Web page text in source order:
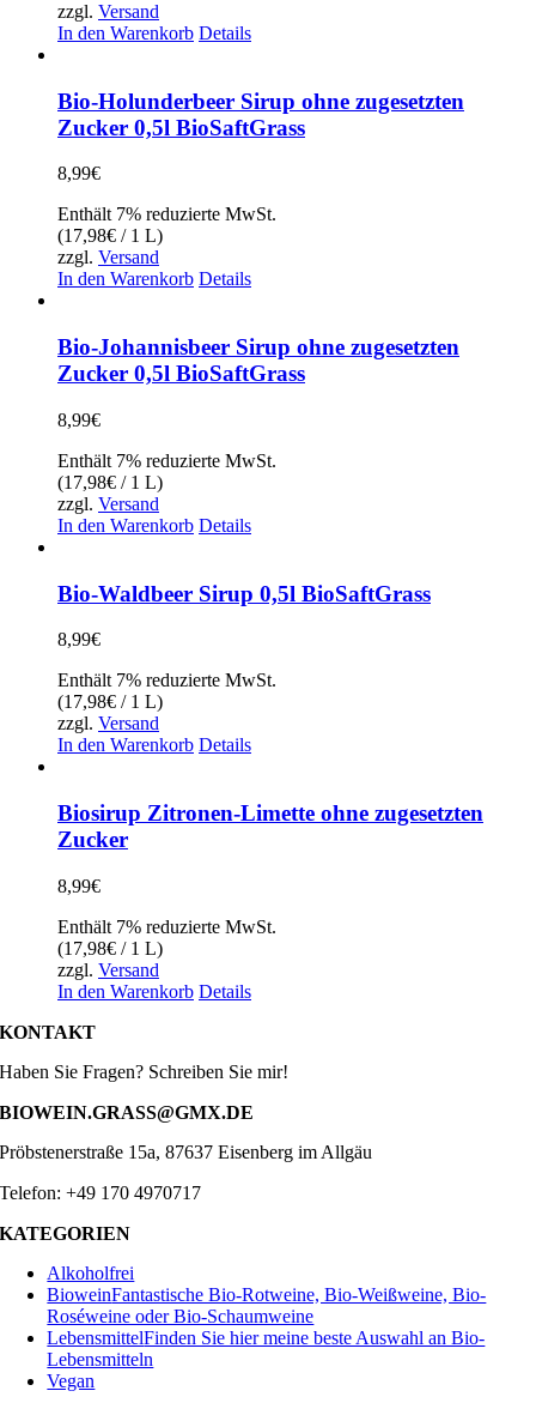
zzgl. Versand
In den Warenkorb Details
Bio-Holunderbeer Sirup ohne zugesetzten
Zucker 0,5l BioSaftGrass
8,99€
Enthält 7% reduzierte MwSt.
(17,98€ / 1 L)
zzgl. Versand
In den Warenkorb Details
Bio-Johannisbeer Sirup ohne zugesetzten
Zucker 0,5l BioSaftGrass
8,99€
Enthält 7% reduzierte MwSt.
(17,98€ / 1 L)
zzgl. Versand
In den Warenkorb Details
Bio-Waldbeer Sirup 0,5l BioSaftGrass
8,99€
Enthält 7% reduzierte MwSt.
(17,98€ / 1 L)
zzgl. Versand
In den Warenkorb Details
Biosirup Zitronen-Limette ohne zugesetzten
Zucker
8,99€
Enthält 7% reduzierte MwSt.
(17,98€ / 1 L)
zzgl. Versand
In den Warenkorb Details
KONTAKT
Haben Sie Fragen? Schreiben Sie mir!
BIOWEIN.GRASS@GMX.DE
Pröbstenerstraße 15a, 87637 Eisenberg im Allgäu
Telefon: +49 170 4970717
KATEGORIEN
Alkoholfrei
BioweinFantastische Bio-Rotweine, Bio-Weißweine, Bio-
Roséweine oder Bio-Schaumweine
LebensmittelFinden Sie hier meine beste Auswahl an Bio-
Lebensmitteln
Vegan